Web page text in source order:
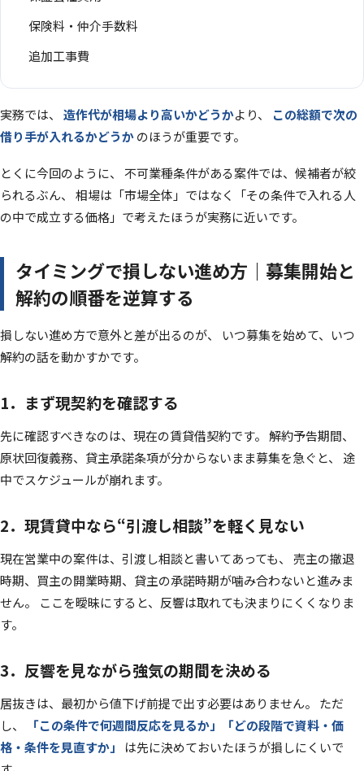
保険料・仲介手数料
追加工事費
実務では、 造作代が相場より高いかどうかより、 この総額で次の
借り手が入れるかどうかのほうが重要です。
とくに今回のように、 不可業種条件がある案件では、候補者が絞
られるぶん、 相場は「市場全体」ではなく「その条件で入れる人
の中で成立する価格」で考えたほうが実務に近いです。
タイミングで損しない進め方｜募集開始と
解約の順番を逆算する
損しない進め方で意外と差が出るのが、 いつ募集を始めて、いつ
解約の話を動かすかです。
1．まず現契約を確認する
先に確認すべきなのは、現在の賃貸借契約です。 解約予告期間、
原状回復義務、貸主承諾条項が分からないまま募集を急ぐと、 途
中でスケジュールが崩れます。
2．現賃貸中なら“引渡し相談”を軽く見ない
現在営業中の案件は、引渡し相談と書いてあっても、 売主の撤退
時期、買主の開業時期、貸主の承諾時期が噛み合わないと進みま
せん。 ここを曖昧にすると、反響は取れても決まりにくくなりま
す。
3．反響を見ながら強気の期間を決める
居抜きは、最初から値下げ前提で出す必要はありません。 ただ
し、
「この条件で何週間反応を見るか」「どの段階で資料・価
格・条件を見直すか」
は先に決めておいたほうが損しにくいで